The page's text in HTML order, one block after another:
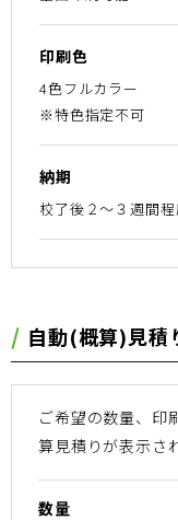
印刷色
4色フルカラー
※特色指定不可
納期
校了後２〜３週間
⾃動(概算)⾒積
ご希望の数量、印
算⾒積りが表⽰さ
数量